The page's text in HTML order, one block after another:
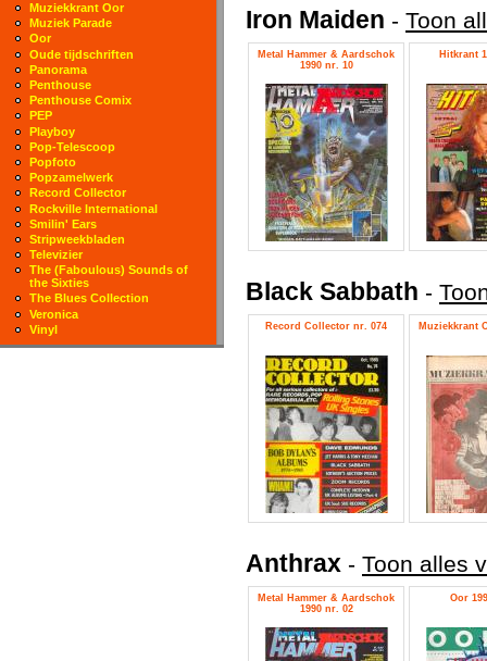
Iron Maiden - Toon
Metal Hammer & Aardschok
1990 nr. 10
Hitkrant
Black Sabbath -
Record Collector nr. 074 Muziekkrant
Anthrax - Toon alles
Metal Hammer & Aardschok
1990 nr. 02
Oor
Muziekkrant Oor
Muziek Parade
Oor
Oude tijdschriften
Panorama
Penthouse
Penthouse Comix
PEP
Playboy
Pop-Telescoop
Popfoto
Popzamelwerk
Record Collector
Rockville International
Smilin' Ears
Stripweekbladen
Televizier
The (Faboulous) Sounds of
the Sixties
The Blues Collection
Veronica
Vinyl